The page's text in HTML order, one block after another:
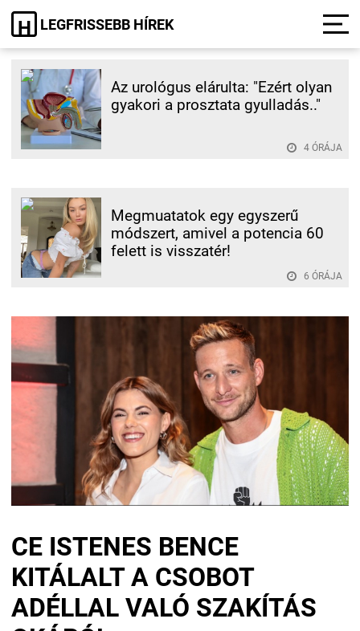
H LEGFRISSEBB HÍREK
Az urológus elárulta: "Ezért olyan
gyakori a prosztata gyulladás.."
4 ÓRÁJA
Megmuatatok egy egyszerű
módszert, amivel a potencia 60
felett is visszatér!
6 ÓRÁJA
CE ISTENES BENCE
KITÁLALT A CSOBOT
ADÉLLAL VALÓ SZAKÍTÁS